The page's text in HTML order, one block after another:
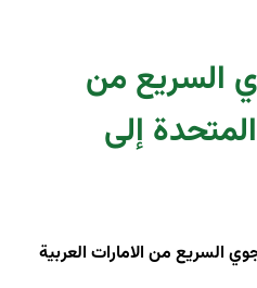
السريع من
إلى
السريع من الامارات العربية